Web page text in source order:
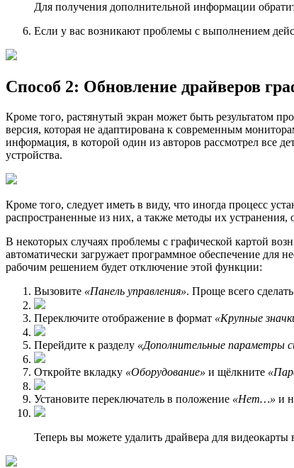
Для получения дополнительной информации
Если у вас возникают проблемы с выполнением
Способ 2: Обновление драйверов
Кроме того, растянутый экран может быть результатом
версия, которая не адаптирована к современным
информация, в которой один из авторов рассмотрел все
устройства.
Кроме того, следует иметь в виду, что иногда процесс
распространенные из них, а также методы их устранения,
В некоторых случаях проблемы с графической картой
автоматически загружает программное обеспечение для
рабочим решением будет отключение этой функции:
Вызовите «Панель управления». Проще всего
Переключите отображение в формат «Крупные
Перейдите к разделу «Дополнительные параметры
Откройте вкладку «Оборудование» и щёлкните
Установите переключатель в положение «Нет…» и
Теперь вы можете удалить драйвера для